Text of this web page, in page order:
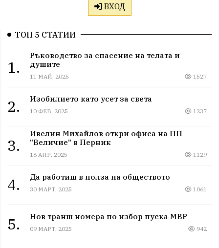
ВХОД
ТОП 5 СТАТИИ
1.
Ръководство за спасение на телата и
душите
11 МАЙ, 2025 1527
2. Изобилието като усет за света
10 ФЕВ, 2025 1237
3.
Ивелин Михайлов откри офиса на ПП
"Величие" в Перник
18 АПР, 2025 1129
4. Да работиш в полза на обществото
30 МАРТ, 2025 1061
5. Нов транш номера по избор пуска МВР
09 МАРТ, 2025 942